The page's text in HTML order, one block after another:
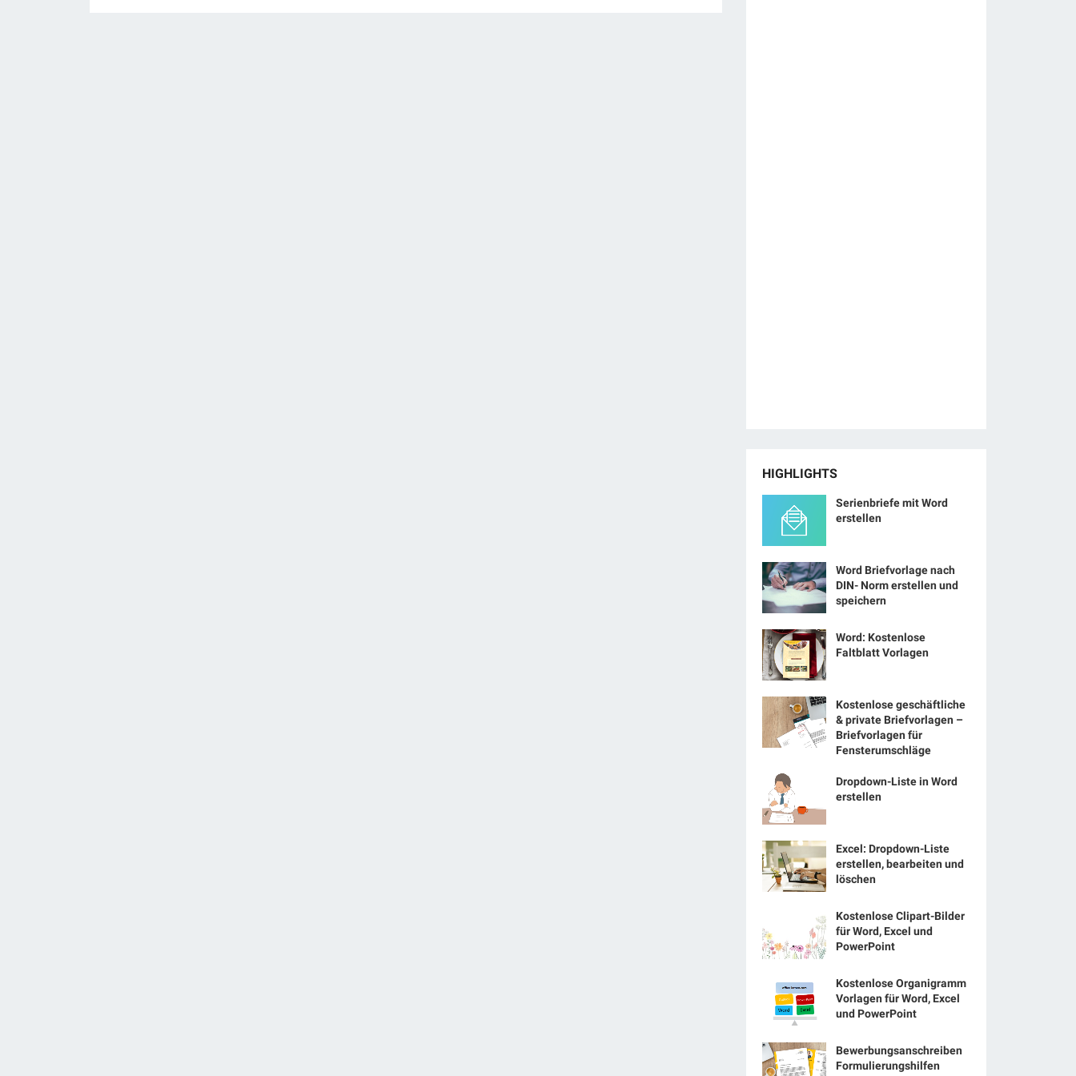
HIGHLIGHTS
Serienbriefe mit Word
erstellen
Word Briefvorlage nach
DIN- Norm erstellen und
speichern
Word: Kostenlose
Faltblatt Vorlagen
Kostenlose geschäftliche
& private Briefvorlagen –
Briefvorlagen für
Fensterumschläge
Dropdown-Liste in Word
erstellen
Excel: Dropdown-Liste
erstellen, bearbeiten und
löschen
Kostenlose Clipart-Bilder
für Word, Excel und
PowerPoint
Kostenlose Organigramm
Vorlagen für Word, Excel
und PowerPoint
Bewerbungsanschreiben
Formulierungshilfen